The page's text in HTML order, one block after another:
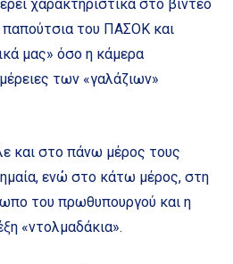
χαρακτηριστικά στο βίντεο
παπούτσια του ΠΑΣΟΚ και
μας» όσο η κάμερα
των «γαλάζιων»
και στο πάνω μέρος τους
ενώ στο κάτω μέρος, στη
του πρωθυπουργού και η
«ντολμαδάκια».